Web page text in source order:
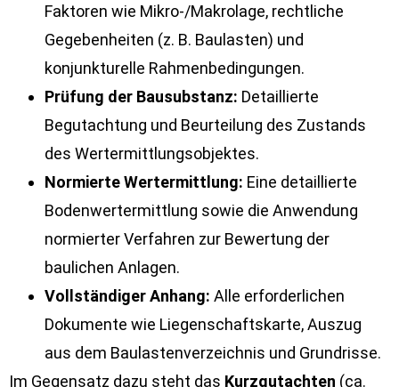
Faktoren wie Mikro-/Makrolage, rechtliche
Gegebenheiten (z. B. Baulasten) und
konjunkturelle Rahmenbedingungen.
Prüfung der Bausubstanz: Detaillierte
Begutachtung und Beurteilung des Zustands
des Wertermittlungsobjektes.
Normierte Wertermittlung: Eine detaillierte
Bodenwertermittlung sowie die Anwendung
normierter Verfahren zur Bewertung der
baulichen Anlagen.
Vollständiger Anhang: Alle erforderlichen
Dokumente wie Liegenschaftskarte, Auszug
aus dem Baulastenverzeichnis und Grundrisse.
Im Gegensatz dazu steht das Kurzgutachten (ca.